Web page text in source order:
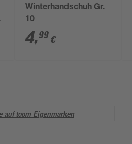
Winterhandschuh Gr.
10
4,99 €
auf toom Eigenmarken